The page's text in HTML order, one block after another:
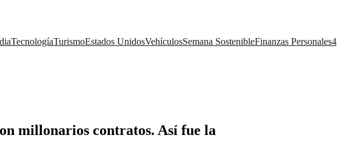
TecnologíaTurismoEstados UnidosVehículosSemana SostenibleFinanzas Personales4
millonarios contratos. Así fue la